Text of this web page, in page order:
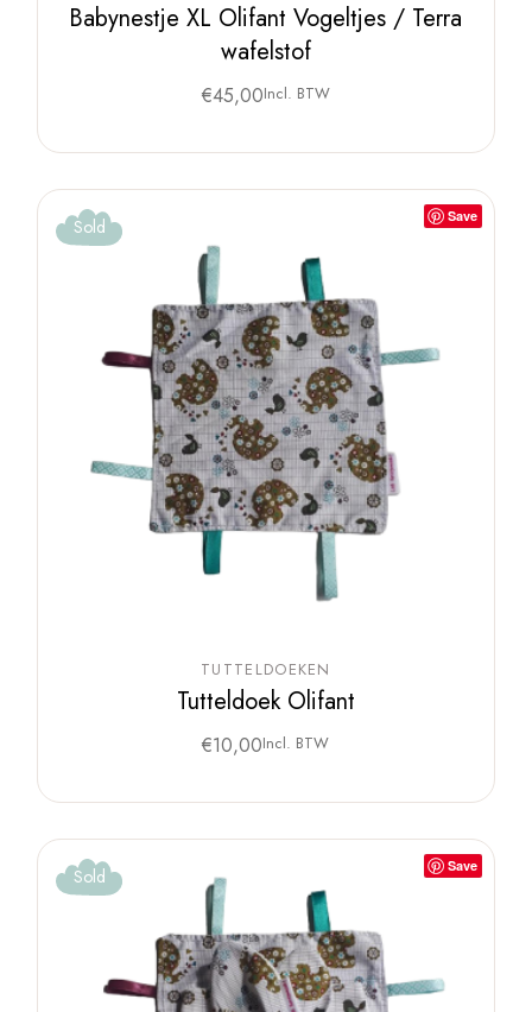
Babynestje XL Olifant Vogeltjes / Terra
wafelstof
€45,00Incl. BTW
Save
Sold
TUTTELDOEKEN
Tutteldoek Olifant
€10,00Incl. BTW
Save
Sold